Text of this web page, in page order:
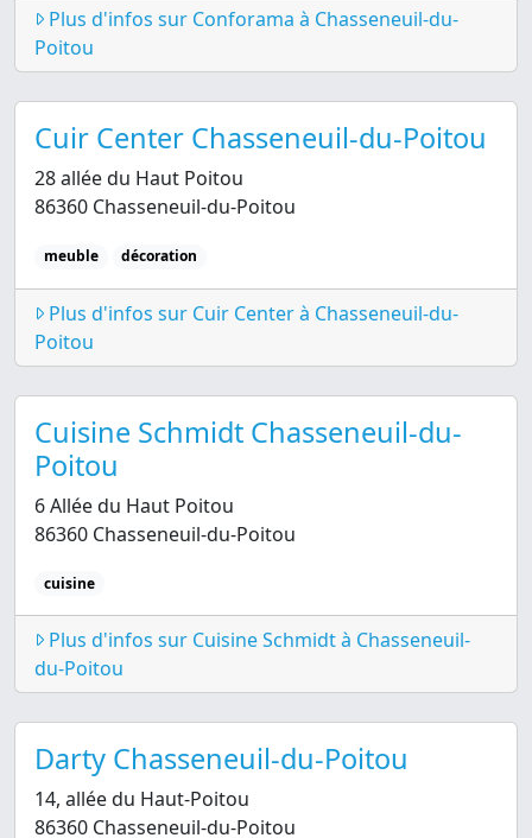
Plus d'infos sur Conforama à Chasseneuil-du-
Poitou
Cuir Center Chasseneuil-du-Poitou
28 allée du Haut Poitou
86360 Chasseneuil-du-Poitou
meuble décoration
Plus d'infos sur Cuir Center à Chasseneuil-du-
Poitou
Cuisine Schmidt Chasseneuil-du-
Poitou
6 Allée du Haut Poitou
86360 Chasseneuil-du-Poitou
cuisine
Plus d'infos sur Cuisine Schmidt à Chasseneuil-
du-Poitou
Darty Chasseneuil-du-Poitou
14, allée du Haut-Poitou
86360 Chasseneuil-du-Poitou